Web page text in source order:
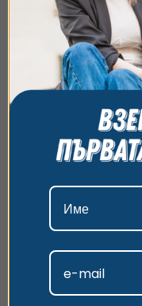
моторна лодка
„Радостина“!
3 часа
Южно Черноморие
бисквитки и
работата на
изживяването
на сайта и да ви
съдържание и
всички
изберете
относно начина,
данни, моля,
поверителност.